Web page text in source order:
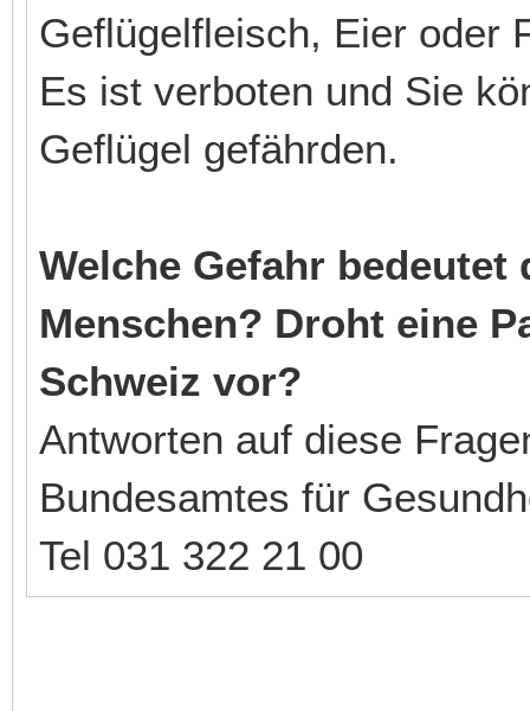
Geflügelfleisch, Eier oder
Es ist verboten und Sie
Geflügel gefährden.
Welche Gefahr
Menschen? Droht eine
Schweiz vor?
Antworten auf diese
Bundesamtes für
Tel 031 322 21 00